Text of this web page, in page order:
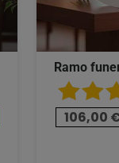
Ramo
106,00